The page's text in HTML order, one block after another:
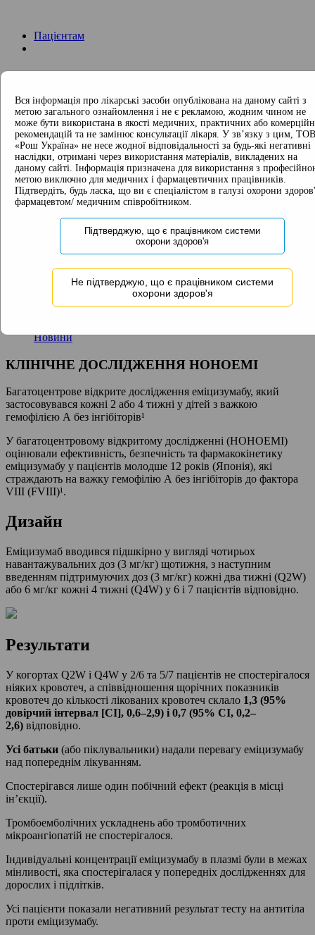
Пацієнтам
Гемофілія:
загальна інформація
Розуміння гемофілії
Ускладнення гемофілії
Гемлібра:
загальна інформація
Огляд клінічних
досліджень
Пацієнти з інгібіторами FVIII
Пацієнти без інгібіторорів FVIII
Усі пацієнти
Історії
Питання та
відповіді
Новини
КЛІНІЧНЕ ДОСЛІДЖЕННЯ HOHOEMI
Багатоцентрове відкрите дослідження еміцизумабу, який
застосовувався кожні 2 або 4 тижні у дітей з важкою
гемофілією А без інгібіторів¹
У багатоцентровому відкритому дослідженні (HOHOEMI)
оцінювали ефективність, безпечність та фармакокінетику
еміцизумабу у пацієнтів молодше 12 років (Японія), які
страждають на важку гемофілію А без інгібіторів до фактора
VIII (FVIII)¹.
Дизайн
Еміцизумаб вводився підшкірно у вигляді чотирьох
навантажувальних доз (3 мг/кг) щотижня, з наступним
введенням підтримуючих доз (3 мг/кг) кожні два тижні (Q2W)
або 6 мг/кг кожні 4 тижні (Q4W) у 6 і 7 пацієнтів відповідно.
Результати
У когортах Q2W і Q4W у 2/6 та 5/7 пацієнтів не спостерігалося
ніяких кровотеч, а співвідношення щорічних показників
кровотеч до кількості лікованих кровотеч склало 1,3 (95%
довірчий інтервал [CI], 0,6–2,9) і 0,7 (95% CI, 0,2–
2,6) відповідно.
Усі батьки (або піклувальники) надали перевагу еміцизумабу
над попереднім лікуванням.
Спостерігався лише один побічний ефект (реакція в місці
ін’єкції).
Тромбоемболічних ускладнень або тромботичних
мікроангіопатій не спостерігалося.
Індивідуальні концентрації еміцизумабу в плазмі були в межах
мінливості, яка спостерігалася у попередніх дослідженнях для
дорослих і підлітків.
Усі пацієнти показали негативний результат тесту на антитіла
проти еміцизумабу.
Вся інформація про лікарські засоби опублікована на даному сайті з
метою загального ознайомлення і не є рекламою, жодним чином не
може бути використана в якості медичних, практичних або
рекомендацій та не замінює консультації лікаря. У зв’язку з цим, ТОВ
«Рош Україна» не несе жодної відповідальності за будь-які негативні
наслідки, отримані через використання матеріалів, викладених на
даному сайті. Інформація призначена для використання з
метою виключно для медичних і фармацевтичних працівників.
Підтвердіть, будь ласка, що ви є спеціалістом в галузі охорони
фармацевтом/ медичним співробітником.
Підтверджую, що є працівником системи
охорони здоров'я
Не підтверджую, що є працівником системи
охорони здоров'я